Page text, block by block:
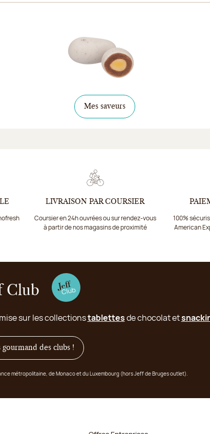
Mes saveurs
LIVRAISON PAR COURSIER
Coursier en 24h ouvrées ou sur rendez-vous
à partir de nos magasins de proximité
100%
American
Club
sur les collectionstablettesde chocolat et
gourmand des clubs !
métropolitaine, de Monaco et du Luxembourg (hors Jeff de Bruges outlet).